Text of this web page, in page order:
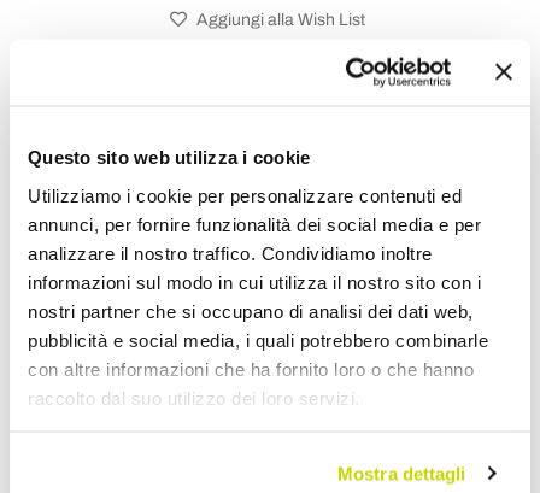
Questo sito web utilizza i cookie
Utilizziamo i cookie per personalizzare contenuti ed
annunci, per fornire funzionalità dei social media e per
analizzare il nostro traffico. Condividiamo inoltre
informazioni sul modo in cui utilizza il nostro sito con i
nostri partner che si occupano di analisi dei dati web,
pubblicità e social media, i quali potrebbero combinarle
con altre informazioni che ha fornito loro o che hanno
raccolto dal suo utilizzo dei loro servizi.
Mostra dettagli
Aggiungi alla Wish List
Invia la tua opinione su questo prodotto Stampa
Rubinetteria Lavabi